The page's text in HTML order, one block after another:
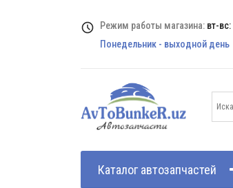
Режим работы магазина: вт-
Понедельник - выходной день
Каталог автозапчастей